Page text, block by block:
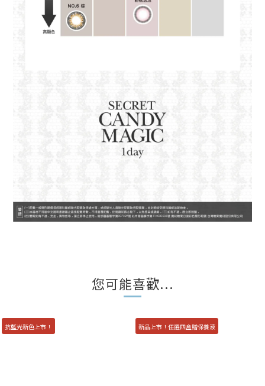
您可能喜歡...
抗藍光新色上市！ 新品上市！任選四盒贈保養液